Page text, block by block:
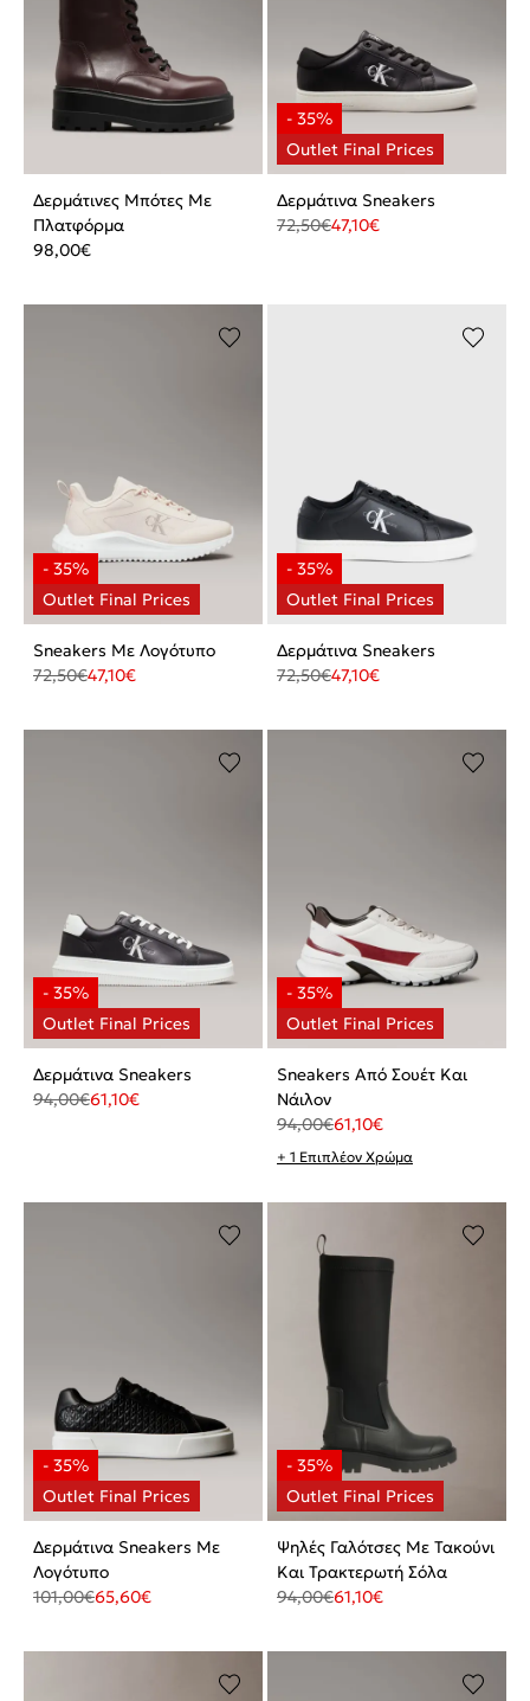
Δερμάτινες Μπότες Με
Πλατφόρμα
98,00€
Δερμάτινα Sneakers
72,50€47,10€
Sneakers Με Λογότυπο
72,50€47,10€
Δερμάτινα Sneakers
72,50€47,10€
Δερμάτινα Sneakers
94,00€61,10€
Sneakers Από Σουέτ Και
Νάιλον
94,00€61,10€
+ 1 Επιπλέον Χρώμα
Δερμάτινα Sneakers Με
Λογότυπο
101,00€65,60€
Ψηλές Γαλότσες Με Τακούνι
Και Τρακτερωτή Σόλα
94,00€61,10€